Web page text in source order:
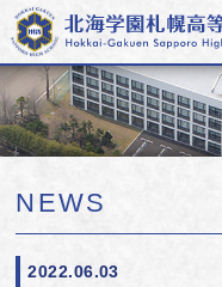
NEWS
2022.06.03